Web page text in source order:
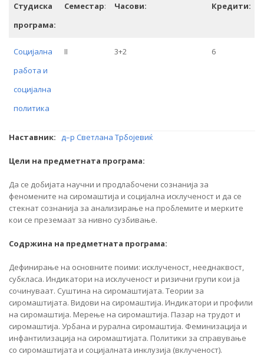
Студиска
програма:
Семестар: Часови: Кредити:
Социјална
работа и
социјална
политика
II 3+2 6
Наставник: д–р Светлана Трбојевиќ
Цели на предметната програма:
Да се добијата научни и продлабочени сознанија за
феномените на сиромаштија и социјална исклученост и да се
стекнат сознанија за анализирање на проблемите и мерките
кои се преземаат за нивно сузбивање.
Содржина на предметната програма:
Дефинирање на основните поими: исклученост, нееднаквост,
субкласа. Индикатори на исклученост и ризични групи кои ја
сочинуваат. Суштина на сиромаштијата. Теории за
сиромаштијата. Видови на сиромаштија. Индикатори и профили
на сиромаштија. Мерење на сиромаштија. Пазар на трудот и
сиромаштија. Урбана и рурална сиромаштија. Феминизација и
инфантилизација на сиромаштијата. Политики за справување
со сиромаштијата и социјалната инклузија (вклученост).